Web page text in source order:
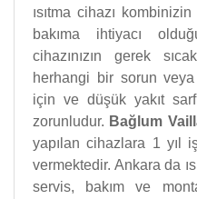
ısıtma cihazı
bakıma ihtiyacı
cihazınızın gerek
herhangi bir sorun veya
için ve düşük yakıt
zorunludur. Bağlum
yapılan cihazlara 1 yıl
vermektedir. Ankara da
servis, bakım ve